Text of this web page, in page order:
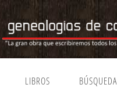
LIBROS BÚSQUEDA